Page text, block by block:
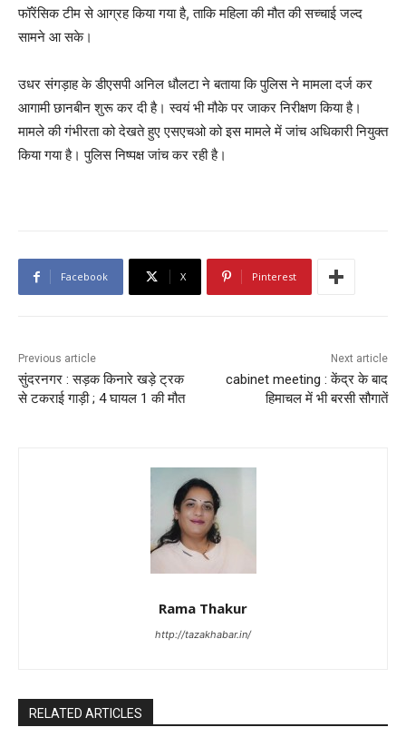
फॉरेंसिक टीम से आग्रह किया गया है, ताकि महिला की मौत की सच्चाई जल्द
सामने आ सके।
उधर संगड़ाह के डीएसपी अनिल धौलटा ने बताया कि पुलिस ने मामला दर्ज कर
आगामी छानबीन शुरू कर दी है। स्वयं भी मौके पर जाकर निरीक्षण किया है।
मामले की गंभीरता को देखते हुए एसएचओ को इस मामले में जांच अधिकारी नियुक्त
किया गया है। पुलिस निष्पक्ष जांच कर रही है।
Facebook X Pinterest
Previous article
सुंदरनगर : सड़क किनारे खड़े ट्रक
से टकराई गाड़ी ; 4 घायल 1 की मौत
Next article
cabinet meeting : केंद्र के बाद
हिमाचल में भी बरसी सौगातें
Rama Thakur
http://tazakhabar.in/
RELATED ARTICLES